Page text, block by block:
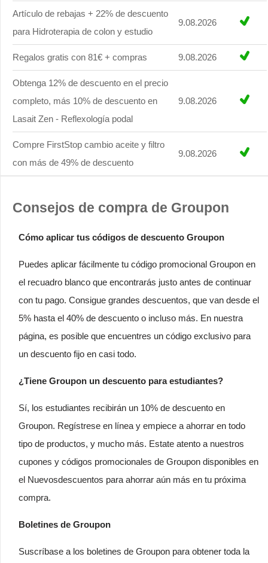
Artículo de rebajas + 22% de descuento
para Hidroterapia de colon y estudio
9.08.2026
Regalos gratis con 81€ + compras 9.08.2026
Obtenga 12% de descuento en el precio
completo, más 10% de descuento en
Lasait Zen - Reflexología podal
9.08.2026
Compre FirstStop cambio aceite y filtro
con más de 49% de descuento
9.08.2026
Consejos de compra de Groupon
Cómo aplicar tus códigos de descuento Groupon
Puedes aplicar fácilmente tu código promocional Groupon en
el recuadro blanco que encontrarás justo antes de continuar
con tu pago. Consigue grandes descuentos, que van desde el
5% hasta el 40% de descuento o incluso más. En nuestra
página, es posible que encuentres un código exclusivo para
un descuento fijo en casi todo.
¿Tiene Groupon un descuento para estudiantes?
Sí, los estudiantes recibirán un 10% de descuento en
Groupon. Regístrese en línea y empiece a ahorrar en todo
tipo de productos, y mucho más. Estate atento a nuestros
cupones y códigos promocionales de Groupon disponibles en
el Nuevosdescuentos para ahorrar aún más en tu próxima
compra.
Boletines de Groupon
Suscríbase a los boletines de Groupon para obtener toda la